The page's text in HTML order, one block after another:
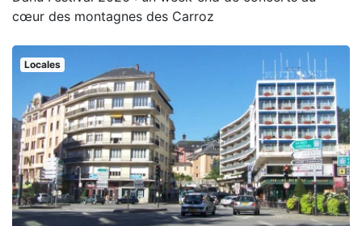
cœur des montagnes des Carroz
Locales